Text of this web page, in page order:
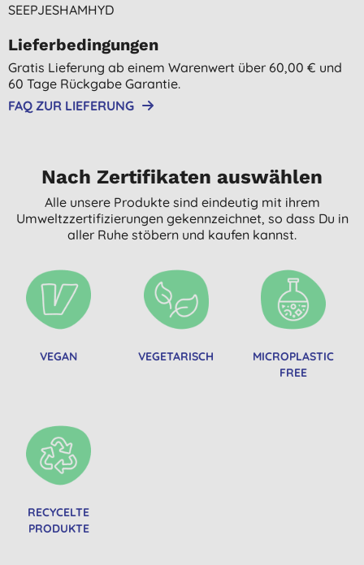
SEEPJESHAMHYD
Lieferbedingungen
Gratis Lieferung ab einem Warenwert über 60,00 € und
60 Tage Rückgabe Garantie.
FAQ ZUR LIEFERUNG
Nach Zertifikaten auswählen
Alle unsere Produkte sind eindeutig mit ihrem
Umweltzzertifizierungen gekennzeichnet, so dass Du in
aller Ruhe stöbern und kaufen kannst.
VEGAN VEGETARISCH
MICROPLASTIC
FREE
RECYCELTE
PRODUKTE